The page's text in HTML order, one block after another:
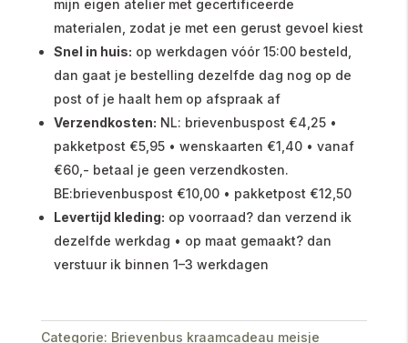
mijn eigen atelier met gecertificeerde
materialen, zodat je met een gerust gevoel kiest
Snel in huis: op werkdagen vóór 15:00 besteld,
dan gaat je bestelling dezelfde dag nog op de
post of je haalt hem op afspraak af
Verzendkosten: NL: brievenbuspost €4,25 •
pakketpost €5,95 • wenskaarten €1,40 • vanaf
€60,- betaal je geen verzendkosten.
BE:brievenbuspost €10,00 • pakketpost €12,50
Levertijd kleding: op voorraad? dan verzend ik
dezelfde werkdag • op maat gemaakt? dan
verstuur ik binnen 1–3 werkdagen
Categorie: Brievenbus kraamcadeau meisje